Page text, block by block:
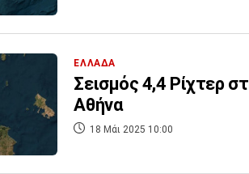
ΕΛΛΑΔΑ
Σεισμός 4,4 Ρίχτερ
Αθήνα
18 Μάι 2025 10:00